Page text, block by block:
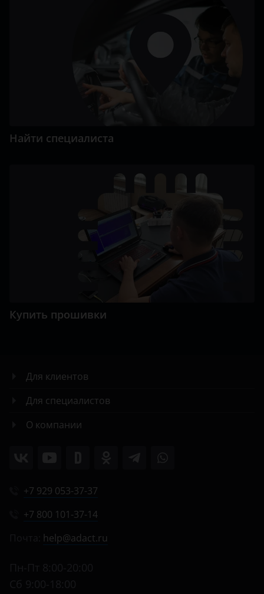
Найти специалиста
Купить прошивки
Для клиентов
Для специалистов
О компании
+7 929 053-37-37
+7 800 101-37-14
help@adact.ru